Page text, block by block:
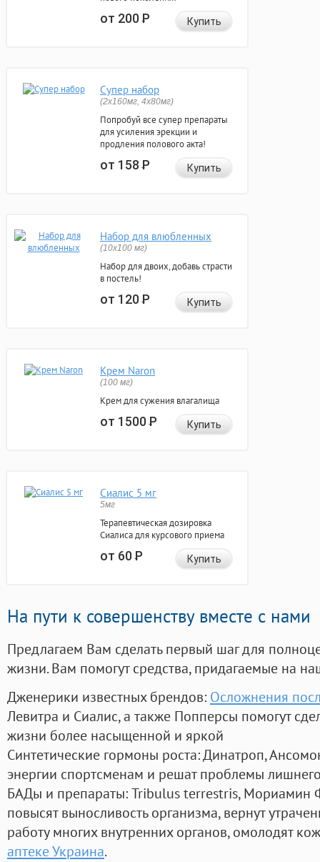
от 200Р Купить
Супер набор
(2х160мг, 4х80мг)
Попробуй все супер препараты
для усиления эрекции и
продления полового акта!
от 158Р Купить
Набор для влюбленных
(10х100 мг)
Набор для двоих, добавь страсти
в постель!
от 120Р Купить
Крем Naron
(100 мг)
Крем для сужения влагалища
от 1500Р Купить
Сиалис 5 мг
5мг
Терапевтическая дозировка
Сиалиса для курсового приема
от 60Р Купить
На пути к совершенству вместе с нами
Предлагаем Вам сделать первый шаг для
жизни. Вам помогут средства, придагаемые на
Дженерики известных брендов: Осложнения
Левитра и Сиалис, а также Попперсы помогут
жизни более насыщенной и яркой
Синтетические гормоны роста: Динатроп,
энергии спортсменам и решат проблемы
БАДы и препараты:Tribulus terrestris, Мориамин
повысят выносливость организма, вернут
работу многих внутренних органов, омолодят
аптеке Украина.